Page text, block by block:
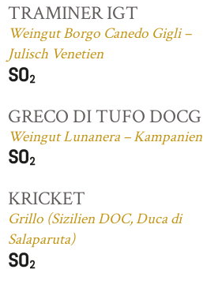
TRAMINER IGT
Weingut Borgo Canedo Gigli –
Julisch Venetien
GRECO DI TUFO DOCG
Weingut Lunanera – Kampanien
KRICKET
Grillo (Sizilien DOC, Duca di
Salaparuta)